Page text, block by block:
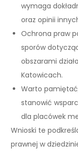
wymaga
oraz opinii
Ochrona praw
sporów
obszarami
Katowicach.
Warto
stanowić
dla placówek
Wnioski te
prawnej w